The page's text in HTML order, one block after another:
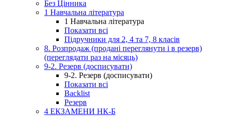
Без Цінника
1 Навчальна література
1 Навчальна література
Показати всі
Підручники для 2, 4 та 7, 8 класів
8. Розпродаж (продані переглянути і в резерв)
(переглядати раз на місяць)
9-2. Резерв (досписувати)
9-2. Резерв (досписувати)
Показати всі
Backlist
Резерв
4 ЕКЗАМЕНИ НК-Б